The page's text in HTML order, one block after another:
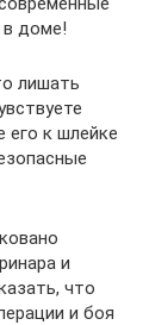
доме!
лишать
его к шлейке
и
что
и боя